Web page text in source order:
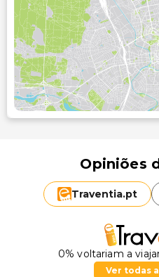
Opiniões
Traventia.pt
0% voltariam a
Ver todas